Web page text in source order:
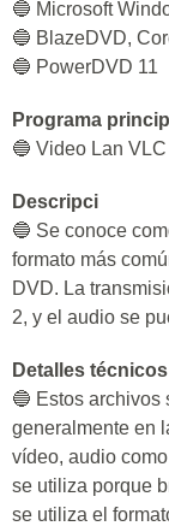
🔵 Microsoft
🔵 BlazeDVD,
🔵 PowerDVD 11
Programa
🔵 Video Lan
Descripci
🔵 Se conoce
formato más
DVD. La
2, y el audio se
Detalles técnicos
🔵 Estos archivos
generalmente en
vídeo, audio
se utiliza porque
se utiliza el